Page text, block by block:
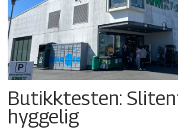
Butikktesten:
hyggelig